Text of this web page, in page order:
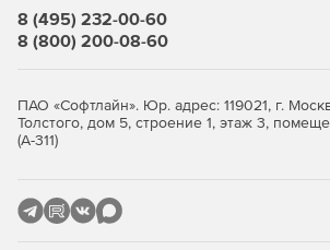
8 (495) 232-00-60
8 (800) 200-08-60
ПАО «Софтлайн». Юр. адрес: 119021, г.
Толстого, дом 5, строение 1, этаж 3,
(А-311)